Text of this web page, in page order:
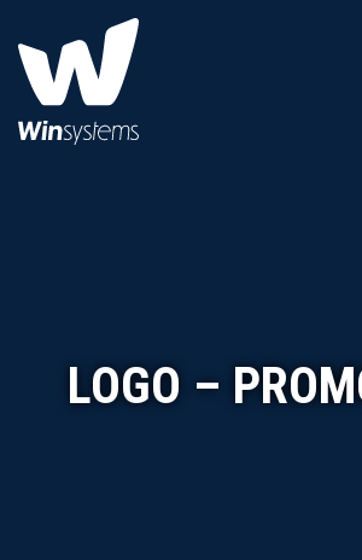
LOGO –